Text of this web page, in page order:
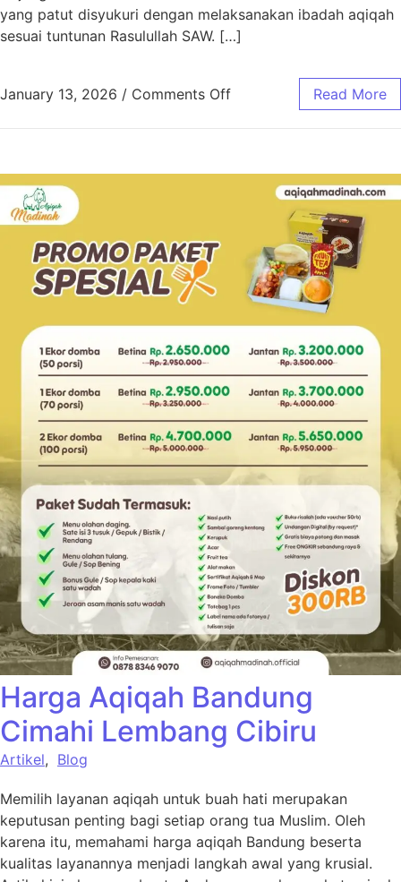
yang patut disyukuri dengan melaksanakan ibadah aqiqah
sesuai tuntunan Rasulullah SAW. […]
January 13, 2026 / Comments Off Read More
Harga Aqiqah Bandung
Cimahi Lembang Cibiru
Artikel, Blog
Memilih layanan aqiqah untuk buah hati merupakan
keputusan penting bagi setiap orang tua Muslim. Oleh
karena itu, memahami harga aqiqah Bandung beserta
kualitas layanannya menjadi langkah awal yang krusial.